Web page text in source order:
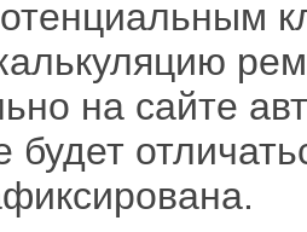
на сайте
будет